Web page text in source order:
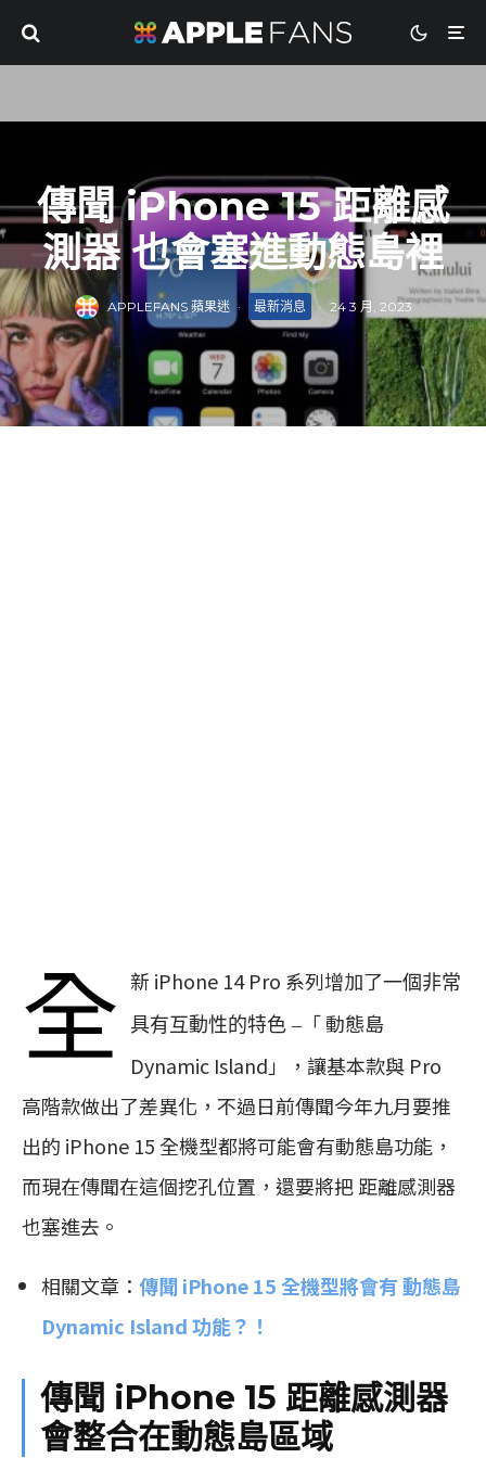
傳聞 iPhone 15 距離感
測器 也會塞進動態島裡
APPLEFANS 蘋果迷 · 最新消息 · 24 3 月, 2023
全 新 iPhone 14 Pro 系列增加了一個非常
具有互動性的特色 –「 動態島
Dynamic Island」，讓基本款與 Pro
高階款做出了差異化，不過日前傳聞今年九月要推
出的 iPhone 15 全機型都將可能會有動態島功能，
而現在傳聞在這個挖孔位置，還要將把 距離感測器
也塞進去。
相關文章： 傳聞 iPhone 15 全機型將會有 動態島
Dynamic Island 功能？！
傳聞 iPhone 15 距離感測器
會整合在動態島區域